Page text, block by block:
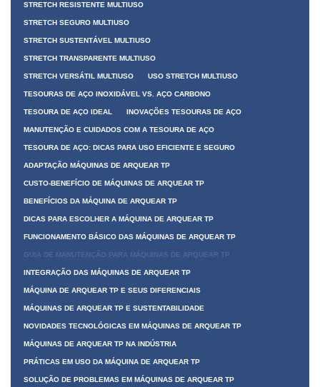
STRETCH RESISTENTE MULTIUSO
STRETCH SEGURO MULTIUSO
STRETCH SUSTENTÁVEL MULTIUSO
STRETCH TRANSPARENTE MULTIUSO
STRETCH VERSÁTIL MULTIUSO USO STRETCH MULTIUSO
TESOURAS DE AÇO INOXIDÁVEL VS. AÇO CARBONO
TESOURA DE AÇO IDEAL INOVAÇÕES TESOURAS DE AÇO
MANUTENÇÃO E CUIDADOS COM A TESOURA DE AÇO
TESOURA DE AÇO: DICAS PARA USO EFICIENTE E SEGURO
ADAPTAÇÃO MÁQUINAS DE ARQUEAR TP
CUSTO-BENEFÍCIO DE MÁQUINAS DE ARQUEAR TP
BENEFÍCIOS DA MÁQUINA DE ARQUEAR TP
DICAS PARA ESCOLHER A MÁQUINA DE ARQUEAR TP
FUNCIONAMENTO BÁSICO DAS MÁQUINAS DE ARQUEAR TP
GUIA DE MANUTENÇÃO PARA MÁQUINAS DE ARQUEAR TP
INTEGRAÇÃO DAS MÁQUINAS DE ARQUEAR TP
MÁQUINA DE ARQUEAR TP E SEUS DIFERENCIAIS
MÁQUINAS DE ARQUEAR TP E SUSTENTABILIDADE
NOVIDADES TECNOLÓGICAS EM MÁQUINAS DE ARQUEAR TP
MÁQUINAS DE ARQUEAR TP NA INDÚSTRIA
PRÁTICAS EM USO DA MÁQUINA DE ARQUEAR TP
SOLUÇÃO DE PROBLEMAS EM MÁQUINAS DE ARQUEAR TP